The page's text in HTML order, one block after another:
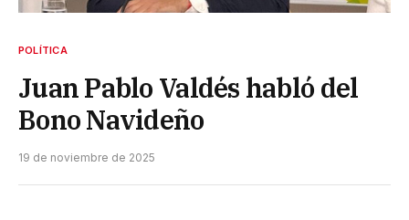
POLÍTICA
Juan Pablo Valdés habló del
Bono Navideño
19 de noviembre de 2025